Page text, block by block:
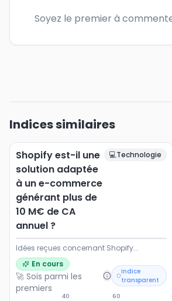
Soyez le premier à
Indices similaires
Shopify est-il une
solution adaptée
à un e-commerce
générant plus de
10 M€ de CA
annuel ?
💻Technologie
Idées reçues concernant Shopify...
En cours
🚀 Sois parmi les
premiers
Indice
transparent
40 60